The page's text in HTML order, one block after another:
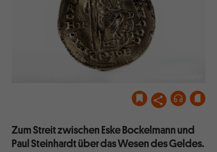
Zum Streit zwischen Eske Bockelmann und
Paul Steinhardt über das Wesen des Geldes.